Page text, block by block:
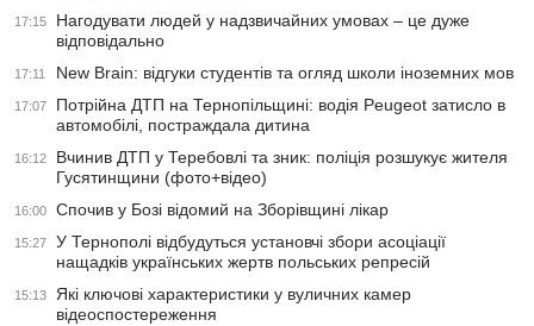
17:15
Нагодувати людей у надзвичайних умовах – це дуже
відповідально
17:11 New Brain: відгуки студентів та огляд школи іноземних мов
17:07
Потрійна ДТП на Тернопільщині: водія Peugeot затисло в
автомобілі, постраждала дитина
16:12
Вчинив ДТП у Теребовлі та зник: поліція розшукує жителя
Гусятинщини (фото+відео)
16:00 Спочив у Бозі відомий на Зборівщині лікар
15:27
У Тернополі відбудуться установчі збори асоціації
нащадків українських жертв польських репресій
15:13
Які ключові характеристики у вуличних камер
відеоспостереження